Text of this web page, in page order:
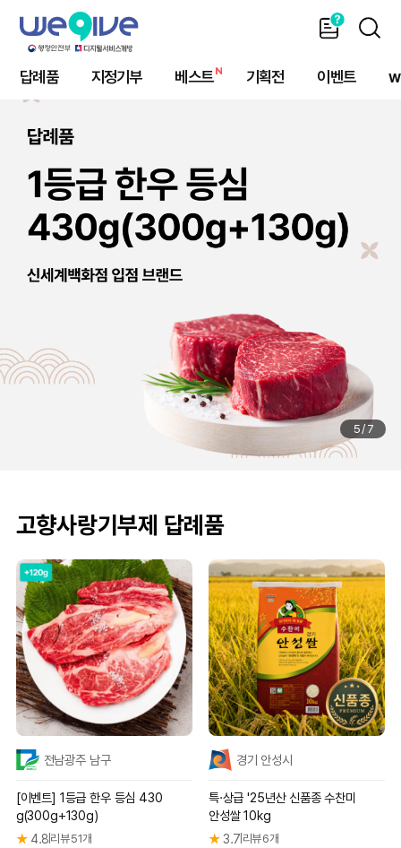
가
이
답례품 지정기부 베스트 기획전 이벤트
6/7
고향사랑기부제 답례품
전남광주 남구
[이벤트] 1등급 한우 등심 430
g(300g+130g)
★4.8 리뷰 51개
경기 안성시
특·상급 '25년산 신품종 수찬미
안성쌀 10kg
★3.7 리뷰 6개